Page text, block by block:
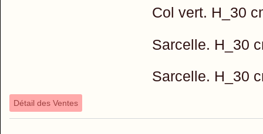
Col vert. H_30
Sarcelle. H_30
Sarcelle. H_30
Détail des Ventes